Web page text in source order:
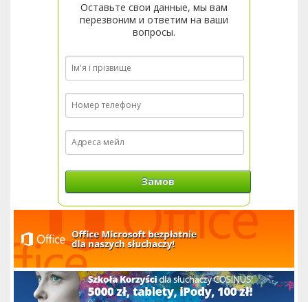
Оставьте свои данные, мы вам
перезвоним и ответим на ваши
вопросы.
Замов